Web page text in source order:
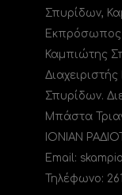
Σπυρίδων,
Εκπρόσωπος
Καμπιώτης
Σπυρίδων.
Μπάστα
ΙΟΝΙΑΝ
Email:
Τηλέφωνο: